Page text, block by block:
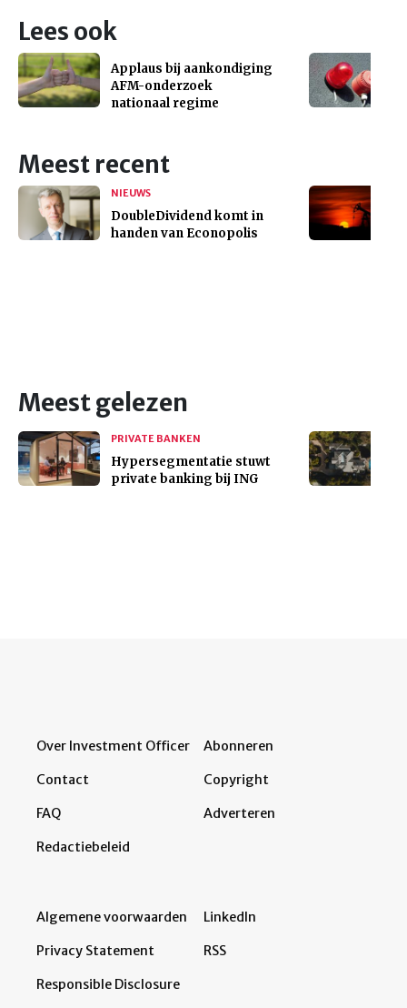
Lees ook
Applaus bij aankondiging
AFM-onderzoek
nationaal regime
Meest recent
NIEUWS
DoubleDividend komt in
handen van Econopolis
Meest gelezen
PRIVATE BANKEN
Hypersegmentatie stuwt
private banking bij ING
Over Investment Officer
Contact
FAQ
Redactiebeleid
Abonneren
Copyright
Adverteren
Algemene voorwaarden
Privacy Statement
Responsible Disclosure
LinkedIn
RSS